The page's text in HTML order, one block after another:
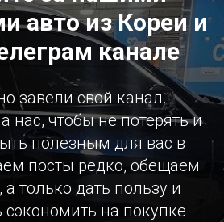
авто из Кореи и
канале
завели свой канал.
нас, чтобы не потерять и
полезным для вас в
посты редко, обещаем
а только дать пользу и
на покупке